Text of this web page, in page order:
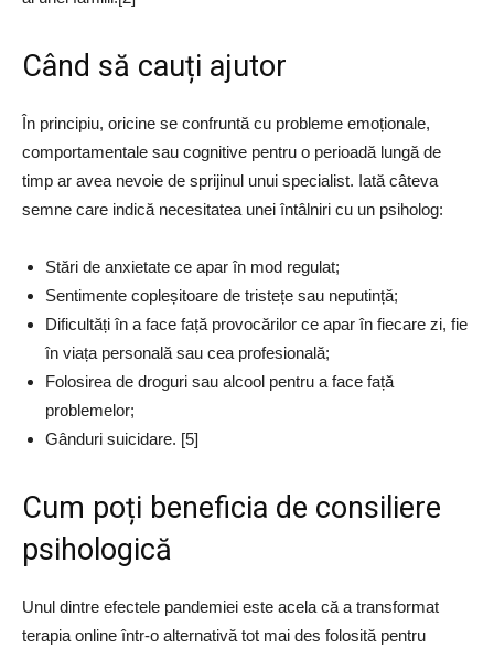
Când să cauți ajutor
În principiu, oricine se confruntă cu probleme emoționale,
comportamentale sau cognitive pentru o perioadă lungă de
timp ar avea nevoie de sprijinul unui specialist. Iată câteva
semne care indică necesitatea unei întâlniri cu un psiholog:
Stări de anxietate ce apar în mod regulat;
Sentimente copleșitoare de tristețe sau neputință;
Dificultăți în a face față provocărilor ce apar în fiecare zi, fie
în viața personală sau cea profesională;
Folosirea de droguri sau alcool pentru a face față
problemelor;
Gânduri suicidare. [5]
Cum poți beneficia de consiliere
psihologică
Unul dintre efectele pandemiei este acela că a transformat
terapia online într-o alternativă tot mai des folosită pentru